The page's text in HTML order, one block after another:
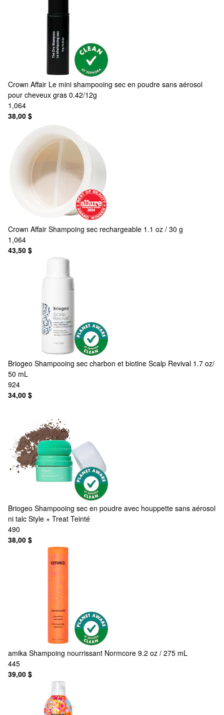
Crown Affair Le mini shampooing sec en poudre sans aérosol
pour cheveux gras 0.42/12g
1,064
38,00 $
Crown Affair Shampoing sec rechargeable 1.1 oz / 30 g
1,064
43,50 $
Briogeo Shampooing sec charbon et biotine Scalp Revival 1.7 oz/
50 mL
924
34,00 $
Briogeo Shampooing sec en poudre avec houppette sans aérosol
ni talc Style + Treat Teinté
490
38,00 $
amika Shampoing nourrissant Normcore 9.2 oz / 275 mL
445
39,00 $